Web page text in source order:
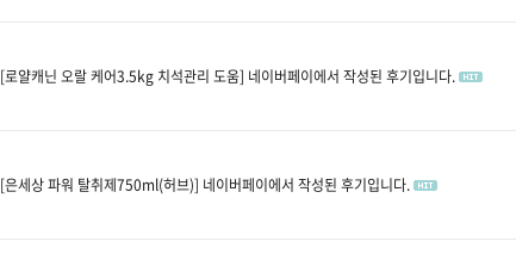
[로얄캐닌 오랄 케어3.5kg 치석관리 도움] 네이버페이에서 작성된 후기입니다.
[은세상 파워 탈취제750ml(허브)] 네이버페이에서 작성된 후기입니다.